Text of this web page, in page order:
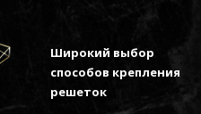
Широкий выбор
способов крепления
решеток